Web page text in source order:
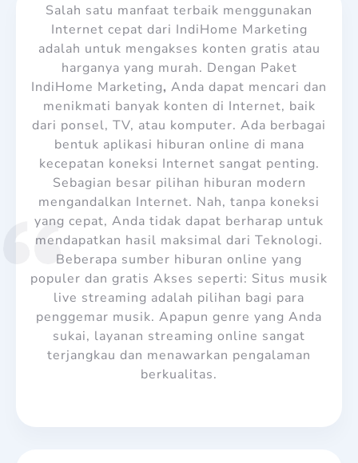
Salah satu manfaat terbaik menggunakan
Internet cepat dari IndiHome Marketing
adalah untuk mengakses konten gratis atau
harganya yang murah. Dengan Paket
IndiHome Marketing, Anda dapat mencari dan
menikmati banyak konten di Internet, baik
dari ponsel, TV, atau komputer. Ada berbagai
bentuk aplikasi hiburan online di mana
kecepatan koneksi Internet sangat penting.
Sebagian besar pilihan hiburan modern
mengandalkan Internet. Nah, tanpa koneksi
yang cepat, Anda tidak dapat berharap untuk
mendapatkan hasil maksimal dari Teknologi.
Beberapa sumber hiburan online yang
populer dan gratis Akses seperti: Situs musik
live streaming adalah pilihan bagi para
penggemar musik. Apapun genre yang Anda
sukai, layanan streaming online sangat
terjangkau dan menawarkan pengalaman
berkualitas.